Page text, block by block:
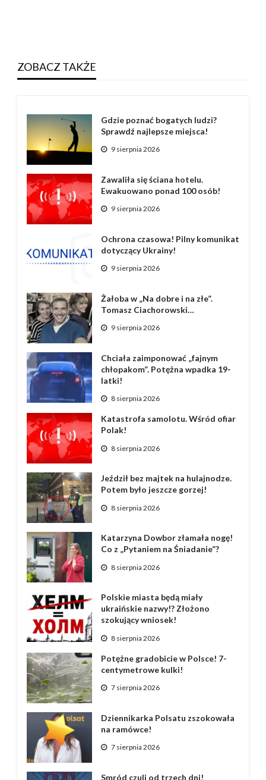
ZOBACZ TAKŻE
Gdzie poznać bogatych ludzi?
Sprawdź najlepsze miejsca!
9 sierpnia 2026
Zawaliła się ściana hotelu.
Ewakuowano ponad 100 osób!
9 sierpnia 2026
Ochrona czasowa! Pilny komunikat
dotyczący Ukrainy!
9 sierpnia 2026
Żałoba w „Na dobre i na złe”.
Tomasz Ciachorowski…
9 sierpnia 2026
Chciała zaimponować „fajnym
chłopakom”. Potężna wpadka 19-
latki!
8 sierpnia 2026
Katastrofa samolotu. Wśród ofiar
Polak!
8 sierpnia 2026
Jeździł bez majtek na hulajnodze.
Potem było jeszcze gorzej!
8 sierpnia 2026
Katarzyna Dowbor złamała nogę!
Co z „Pytaniem na Śniadanie”?
8 sierpnia 2026
Polskie miasta będą miały
ukraińskie nazwy!? Złożono
szokujący wniosek!
8 sierpnia 2026
Potężne gradobicie w Polsce! 7-
centymetrowe kulki!
7 sierpnia 2026
Dziennikarka Polsatu zszokowała
na ramówce!
7 sierpnia 2026
Smród czuli od trzech dni!